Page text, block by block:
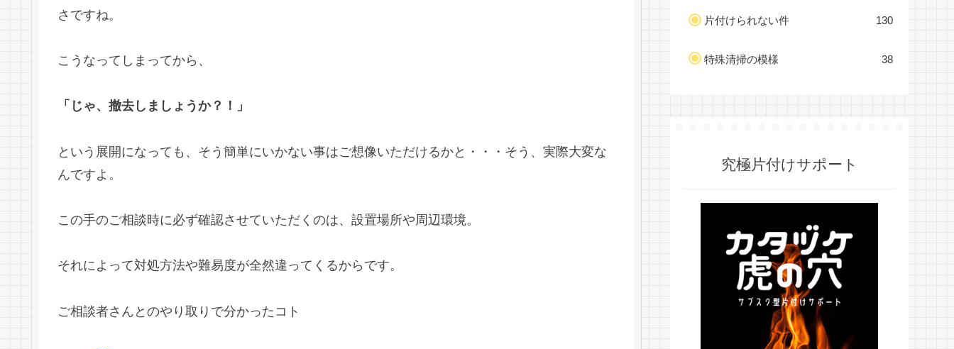
さですね。
こうなってしまってから、
「じゃ、撤去しましょうか？！」
という展開になっても、そう簡単にいかない事はご想像いただけるかと・・・そう、実際大変な
んですよ。
この手のご相談時に必ず確認させていただくのは、設置場所や周辺環境。
それによって対処方法や難易度が全然違ってくるからです。
ご相談者さんとのやり取りで分かったコト
片付けられない件 130
特殊清掃の模様 38
究極片付けサポート